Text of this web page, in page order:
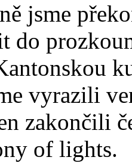
jsme
do
vyrazili
zakončili
of lights.